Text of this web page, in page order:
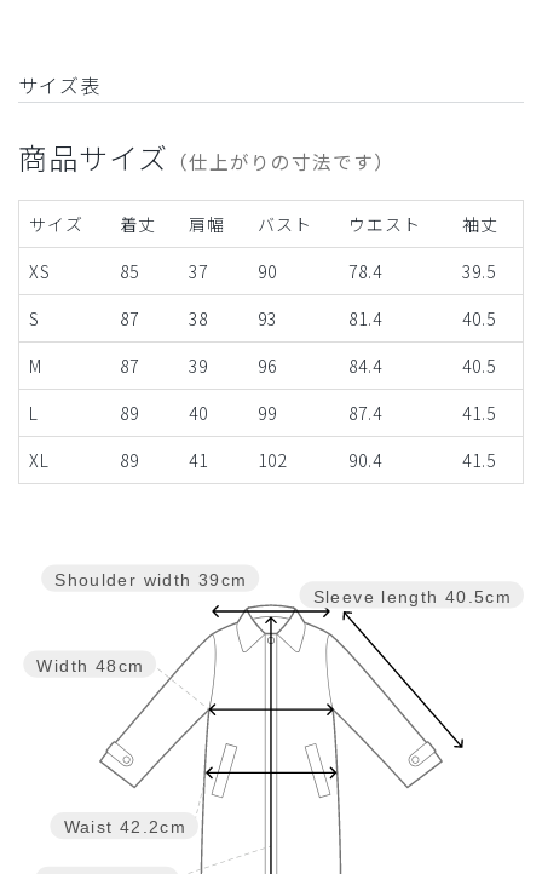
サイズ表
商品サイズ （仕上がりの寸法です）
サイズ 着丈 肩幅 バスト ウエスト
袖丈
XS
85 37 90 78.4
39.5
S
87 38 93 81.4
40.5
M
87 39 96 84.4
40.5
L
89 40 99 87.4
41.5
XL
89 41 102 90.4 41.5
Sleeve length 40.5cm
Waist 42.2cm
Width 48cm
Shoulder width 39cm